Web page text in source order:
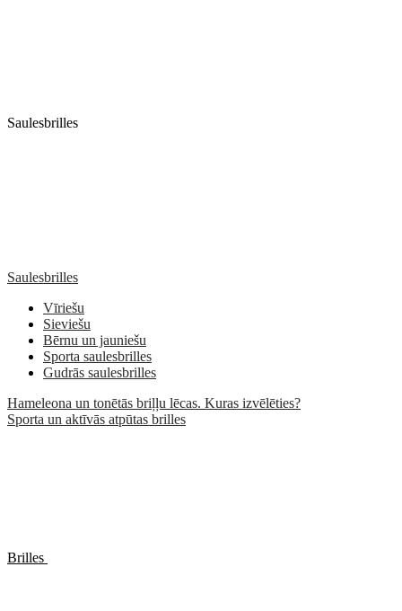
Saulesbrilles
Saulesbrilles
Vīriešu
Sieviešu
Bērnu un jauniešu
Sporta saulesbrilles
Gudrās saulesbrilles
Hameleona un tonētās briļļu lēcas. Kuras izvēlēties?
Sporta un aktīvās atpūtas brilles
Brilles